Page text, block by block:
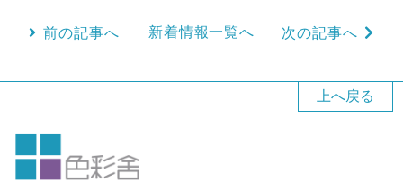
前の記事へ 新着情報一覧へ 次の記事へ
上へ戻る